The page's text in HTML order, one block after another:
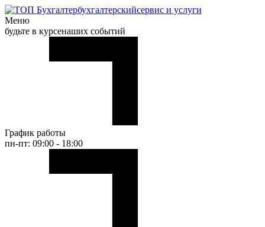
бухгалтерскийсервис и услуги
Меню
будьте в курсенаших событий
График работы
пн-пт: 09:00 - 18:00